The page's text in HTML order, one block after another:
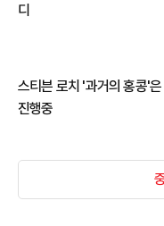
디
스티븐 로치 '과거의 홍콩'
진행중